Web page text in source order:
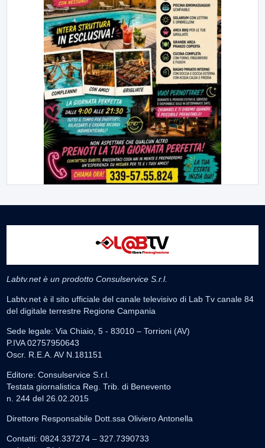
Labtv.net è un prodotto Consulservice S.r.l.
Labtv.net è il sito ufficiale del canale televisivo di Lab Tv canale 84
del digitale terrestre Regione Campania
Sede legale: Via Chiaio, 5 - 83010 – Torrioni (AV)
P.IVA 02757950643
Oscr. R.E.A. AV N.181151
Editore: Consulservice S.r.l.
Testata giornalistica Reg. Trib. di Benevento
n. 244 del 26.02.2015
Direttore Responsabile Dott.ssa Oliviero Antonella
Contatti: 0824.337274 – 327.7390733